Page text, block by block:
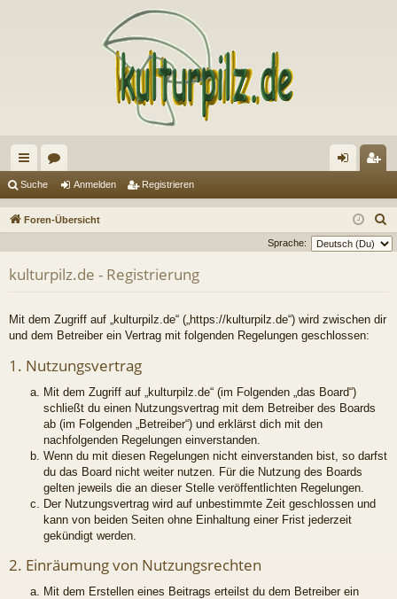
ch
ne
riff
en m
el
n
ist
rie
n
Suche Anmelden Registrieren
Foren-Übersicht
u
Sprache:
kulturpilz.de - Registrierung
Mit dem Zugriff auf „kulturpilz.de“ („https://kulturpilz.de“) wird zwischen dir
und dem Betreiber ein Vertrag mit folgenden Regelungen geschlossen:
1. Nutzungsvertrag
Mit dem Zugriff auf „kulturpilz.de“ (im Folgenden „das Board“)
schließt du einen Nutzungsvertrag mit dem Betreiber des Boards
ab (im Folgenden „Betreiber“) und erklärst dich mit den
nachfolgenden Regelungen einverstanden.
Wenn du mit diesen Regelungen nicht einverstanden bist, so darfst
du das Board nicht weiter nutzen. Für die Nutzung des Boards
gelten jeweils die an dieser Stelle veröffentlichten Regelungen.
Der Nutzungsvertrag wird auf unbestimmte Zeit geschlossen und
kann von beiden Seiten ohne Einhaltung einer Frist jederzeit
gekündigt werden.
2. Einräumung von Nutzungsrechten
Mit dem Erstellen eines Beitrags erteilst du dem Betreiber ein